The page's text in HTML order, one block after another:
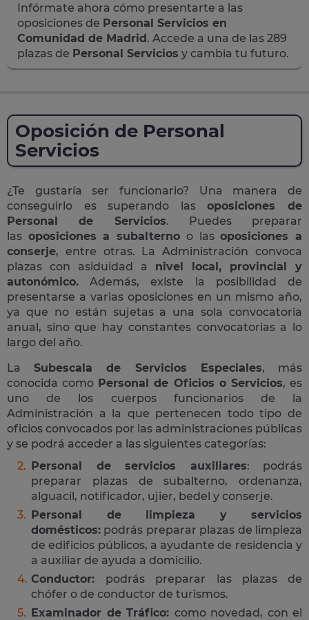
Infórmate ahora cómo presentarte a las
oposiciones de Personal Servicios en
Comunidad de Madrid. Accede a una de las 289
plazas de Personal Servicios y cambia tu futuro.
Oposición de Personal
Servicios
¿Te gustaría ser funcionario? Una manera de
conseguirlo es superando lasoposiciones de
Personal de Servicios. Puedes preparar
las oposiciones a subalterno o lasoposiciones a
conserje, entre otras. La Administración convoca
plazas con asiduidad a nivel local, provincial y
autonómico. Además, existe la posibilidad de
presentarse a varias oposiciones en un mismo año,
ya que no están sujetas a una sola convocatoria
anual, sino que hay constantes convocatorias a lo
largo del año.
LaSubescala de Servicios Especiales, más
conocida como Personal de Oficios o Servicios, es
uno de los cuerpos funcionarios de la
Administración a la que pertenecen todo tipo de
oficios convocados por las administraciones públicas
y se podrá acceder a las siguientes categorías:
Personal de servicios auxiliares: podrás
preparar plazas de subalterno, ordenanza,
alguacil, notificador, ujier, bedel y conserje.
Personal de limpieza y servicios
domésticos: podrás preparar plazas de limpieza
de edificios públicos, a ayudante de residencia y
a auxiliar de ayuda a domicilio.
Conductor: podrás preparar las plazas de
chófer o de conductor de turismos.
Examinador de Tráfico: como novedad, con el